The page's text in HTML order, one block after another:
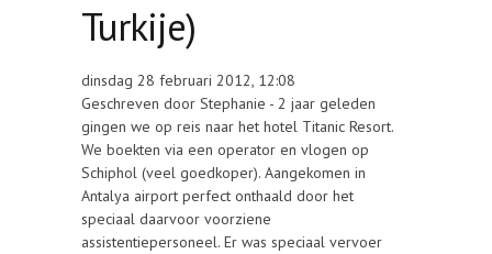
Turkije)
dinsdag 28 februari 2012, 12:08
Geschreven door Stephanie - 2 jaar geleden
gingen we op reis naar het hotel Titanic Resort.
We boekten via een operator en vlogen op
Schiphol (veel goedkoper). Aangekomen in
Antalya airport perfect onthaald door het
speciaal daarvoor voorziene
assistentiepersoneel. Er was speciaal vervoer